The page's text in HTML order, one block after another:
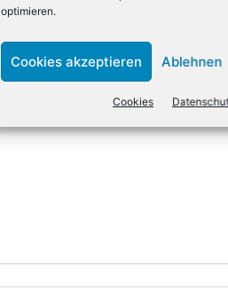
optimieren.
Cookies akzeptieren Ablehnen
Cookies
Deutschland hinkt bei Uni-